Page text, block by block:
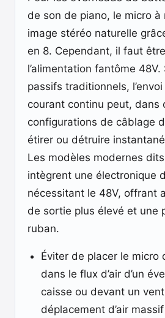
de son de piano, le micro
image stéréo naturelle
en 8. Cependant, il faut
l’alimentation fantôme
passifs traditionnels,
courant continu peut, dans
configurations de câblage
étirer ou détruire
Les modèles modernes
intègrent une électronique
nécessitant le 48V, offrant
de sortie plus élevé et une
ruban.
Éviter de placer le micro
dans le flux d’air d’un
caisse ou devant un
déplacement d’air